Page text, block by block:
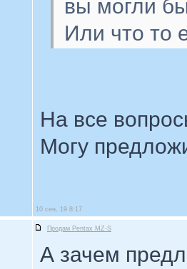
вы могли
Или что то
На все
Могу
10 сен, 19 8:17
Продам Pentax MZ-S
А зачем